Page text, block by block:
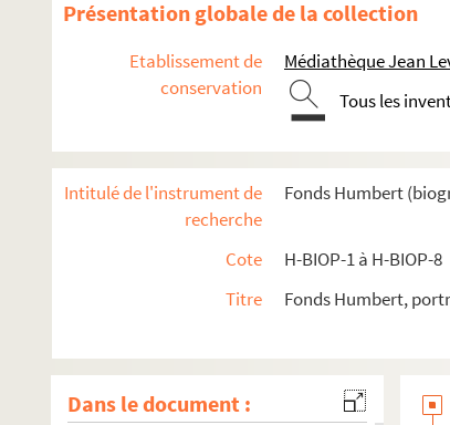
Présentation globale de la collection
Etablissement de
conservation
Médiathèque Jean
Tous les
Intitulé de l'instrument de
recherche
Fonds Humbert
Cote
H-BIOP-1 à H-BIOP-8
Titre
Fonds Humbert,
Dans le document :
H-BIOP-1. Rois et souverains européens
H-BIOP-2. Rois et souverains européens et hors
H-BIOP-4. Rois, souverains et chefs d'Etat français
H-BIOP-5. Personnages historiques de A à C
H-BIOP-7. Personnages historiques de H à M
H-BIOP-8. Personnages historiques de P à Z